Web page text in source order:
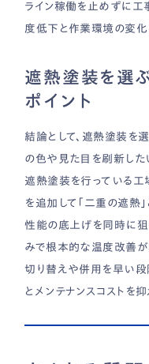
ライン稼働を止めずに工
度低下と作業環境の変化
遮熱塗装を選
ポイント
結論として、遮熱塗装を
の色や見た目を刷新した
遮熱塗装を行っている工
を追加して「二重の遮熱
性能の底上げを同時に狙
みで根本的な温度改善が
切り替えや併用を早い段
とメンテナンスコストを抑